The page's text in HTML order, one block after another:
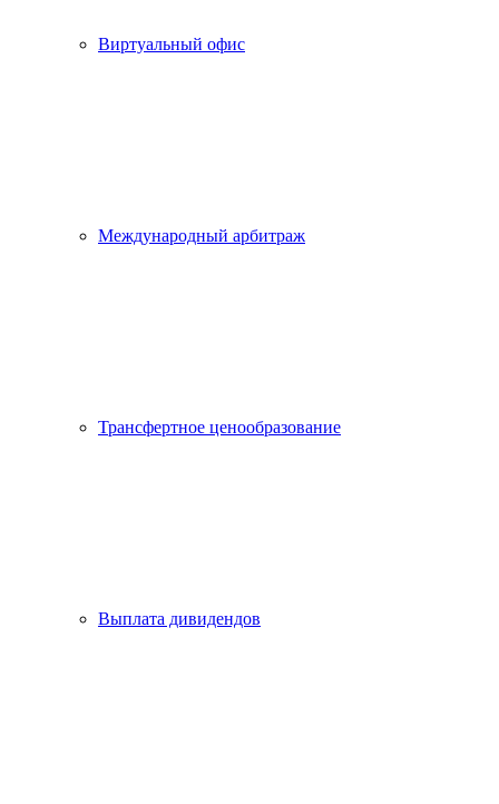
Виртуальный офис
Международный арбитраж
Трансфертное ценообразование
Выплата дивидендов